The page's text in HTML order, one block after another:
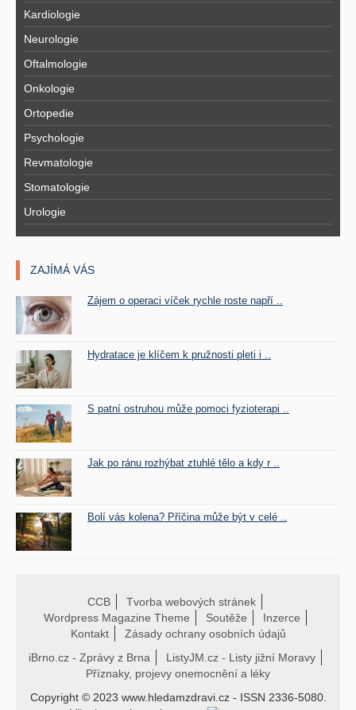
Kardiologie
Neurologie
Oftalmologie
Onkologie
Ortopedie
Psychologie
Revmatologie
Stomatologie
Urologie
ZAJÍMÁ VÁS
Zájem o operaci víček rychle roste napří ..
Hydratace je klíčem k pružnosti pleti i ..
S patní ostruhou může pomoci fyzioterapi ..
Jak po ránu rozhýbat ztuhlé tělo a kdy r ..
Bolí vás kolena? Příčina může být v celé ..
CCB
Tvorba webových stránek
Wordpress Magazine Theme
Soutěže
Inzerce
Kontakt
Zásady ochrany osobních údajů
iBrno.cz - Zprávy z Brna
ListyJM.cz - Listy jižní Moravy
Příznaky, projevy onemocnění a léky
Copyright © 2023 www.hledamzdravi.cz - ISSN 2336-5080.